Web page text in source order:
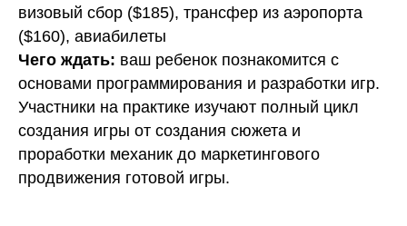
визовый сбор ($185), трансфер из аэропорта
($160), авиабилеты
Чего ждать: ваш ребенок познакомится с
основами программирования и разработки игр.
Участники на практике изучают полный цикл
создания игры от создания сюжета и
проработки механик до маркетингового
продвижения готовой игры.